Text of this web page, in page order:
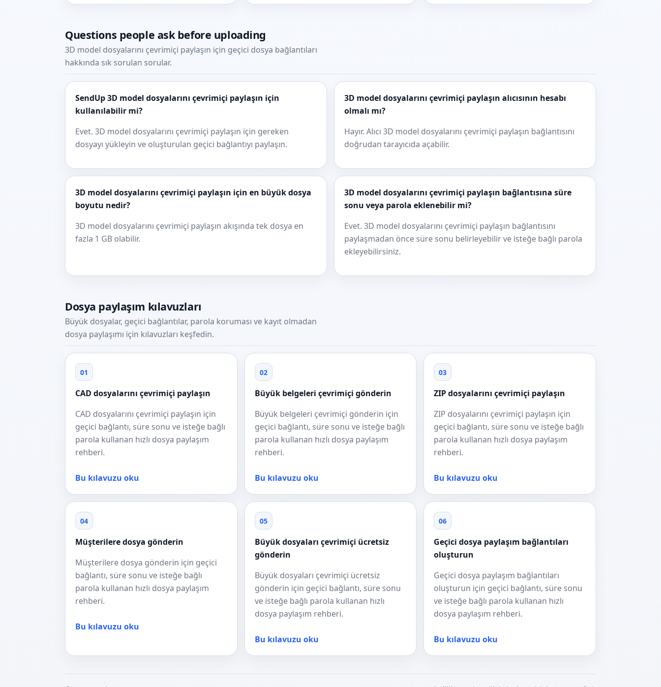
Questions people ask before uploading
3D model dosyalarını çevrimiçi paylaşın için geçici dosya bağlantıları
hakkında sık sorulan sorular.
SendUp 3D model dosyalarını çevrimiçi paylaşın için
kullanılabilir mi?
Evet. 3D model dosyalarını çevrimiçi paylaşın için gereken
dosyayı yükleyin ve oluşturulan geçici bağlantıyı paylaşın.
3D model dosyalarını çevrimiçi paylaşın alıcısının hesabı
olmalı mı?
Hayır. Alıcı 3D model dosyalarını çevrimiçi paylaşın bağlantısını
doğrudan tarayıcıda açabilir.
3D model dosyalarını çevrimiçi paylaşın için en büyük dosya
boyutu nedir?
3D model dosyalarını çevrimiçi paylaşın akışında tek dosya en
fazla 1 GB olabilir.
3D model dosyalarını çevrimiçi paylaşın bağlantısına süre
sonu veya parola eklenebilir mi?
Evet. 3D model dosyalarını çevrimiçi paylaşın bağlantısını
paylaşmadan önce süre sonu belirleyebilir ve isteğe bağlı parola
ekleyebilirsiniz.
Dosya paylaşım kılavuzları
Büyük dosyalar, geçici bağlantılar, parola koruması ve kayıt olmadan
dosya paylaşımı için kılavuzları keşfedin.
01
CAD dosyalarını çevrimiçi paylaşın
CAD dosyalarını çevrimiçi paylaşın için
geçici bağlantı, süre sonu ve isteğe bağlı
parola kullanan hızlı dosya paylaşım
rehberi.
Bu kılavuzu oku
02
Büyük belgeleri çevrimiçi gönderin
Büyük belgeleri çevrimiçi gönderin için
geçici bağlantı, süre sonu ve isteğe bağlı
parola kullanan hızlı dosya paylaşım
rehberi.
Bu kılavuzu oku
03
ZIP dosyalarını çevrimiçi paylaşın
ZIP dosyalarını çevrimiçi paylaşın için
geçici bağlantı, süre sonu ve isteğe bağlı
parola kullanan hızlı dosya paylaşım
rehberi.
Bu kılavuzu oku
04
Müşterilere dosya gönderin
Müşterilere dosya gönderin için geçici
bağlantı, süre sonu ve isteğe bağlı
parola kullanan hızlı dosya paylaşım
rehberi.
Bu kılavuzu oku
05
Büyük dosyaları çevrimiçi ücretsiz
gönderin
Büyük dosyaları çevrimiçi ücretsiz
gönderin için geçici bağlantı, süre sonu
ve isteğe bağlı parola kullanan hızlı
dosya paylaşım rehberi.
Bu kılavuzu oku
06
Geçici dosya paylaşım bağlantıları
oluşturun
Geçici dosya paylaşım bağlantıları
oluşturun için geçici bağlantı, süre sonu
ve isteğe bağlı parola kullanan hızlı
dosya paylaşım rehberi.
Bu kılavuzu oku